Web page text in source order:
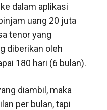
dalam aplikasi
uang 20 juta
tenor yang
diberikan oleh
180 hari (6 bulan).
diambil, maka
per bulan, tapi